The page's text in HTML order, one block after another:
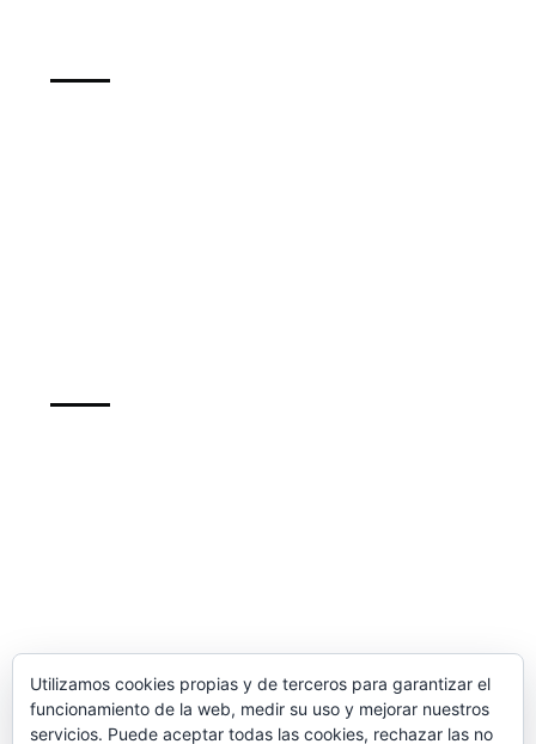
inscribete para mantenerte al dia de nuestros
cursos y de las ofertas
Utilizamos cookies propias y de terceros para garantizar el
funcionamiento de la web, medir su uso y mejorar nuestros
servicios. Puede aceptar todas las cookies, rechazar las no